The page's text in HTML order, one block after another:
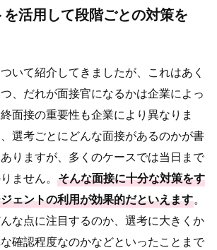
活用して段階ごとの対策を
いて紹介してきましたが、これはあく
、だれが面接官になるかは企業によっ
面接の重要性も企業により異なりま
選考ごとにどんな面接があるのかが書
りますが、多くのケースでは当日まで
ません。 そんな面接に十分な対策をす
ェントの利用が効果的だといえます。
な点に注目するのか、選考に大きくか
確認程度なのかなどといったことまで